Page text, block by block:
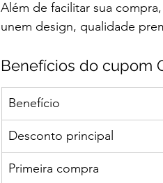
Além de facilitar sua
unem design, qualidade
Benefícios do cupom
Benefício
Desconto principal
Primeira compra